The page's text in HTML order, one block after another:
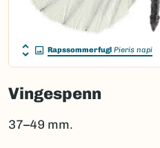
Rapssommerfugl Pieris napi
Vingespenn
37–49 mm.